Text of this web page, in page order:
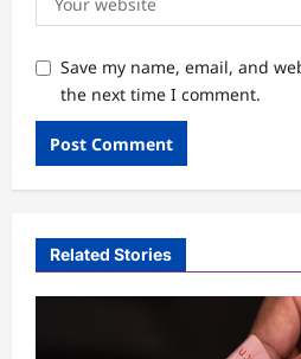
Save my name, email, and
the next time I comment.
Related Stories